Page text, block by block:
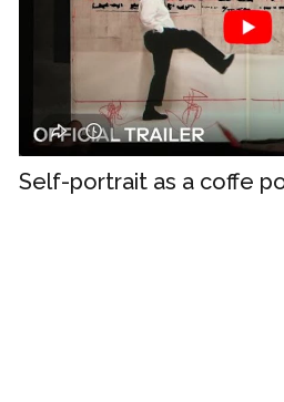
Self-portrait as a coffe